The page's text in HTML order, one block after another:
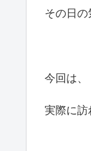
その日の
今回は、
実際に訪